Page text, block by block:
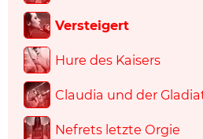
Versteigert
Hure des Kaisers
Claudia und der
Nefrets letzte Orgie